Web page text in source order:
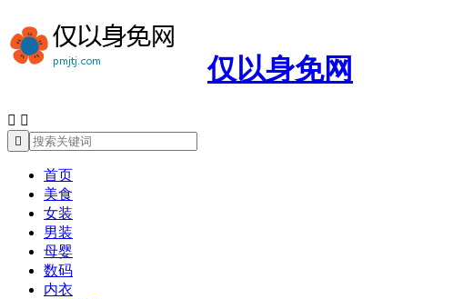
仅以身免网
 

首页
美食
女装
男装
母婴
数码
内衣